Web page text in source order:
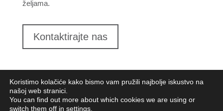
željama.
Kontaktirajte nas
Koristimo kolačiće kako bismo vam pružili najbolje iskustvo na
našoj web stranici.
You can find out more about which cookies we are using or
switch them off in settings